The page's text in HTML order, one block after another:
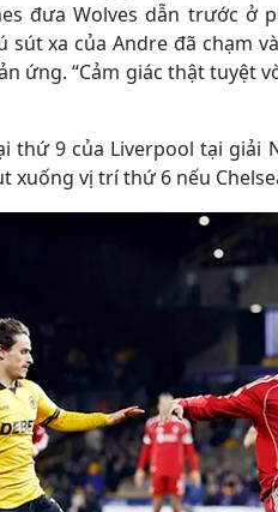
đưa Wolves dẫn trước ở
sút xa của Andre đã chạm
ứng. “Cảm giác thật tuyệt
thứ 9 của Liverpool tại giải
xuống vị trí thứ 6 nếu